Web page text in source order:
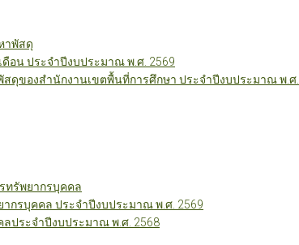
าพัสดุ
อน ประจำปีงบประมาณ พ.ศ. 2569
ดุของสำนักงานเขตพื้นที่การศึกษา ประจำปีงบประมาณ พ.ศ
ทรัพยากรบุคคล
รบุคคล ประจำปีงบประมาณ พ.ศ. 2569
ประจำปีงบประมาณ พ.ศ. 2568